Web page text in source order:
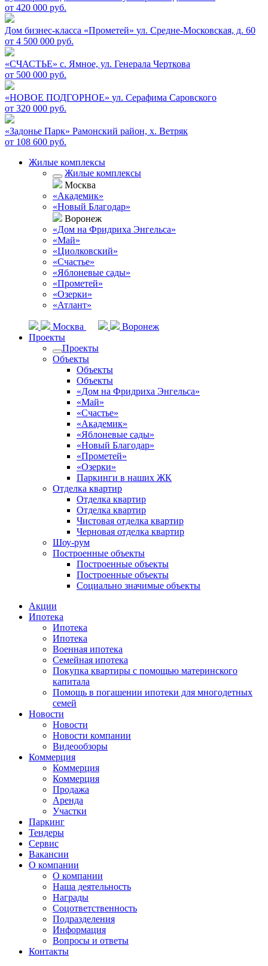
от 420 000 руб.
Дом бизнес-класса «Прометей» ул. Средне-Московская, д. 60
от 4 500 000 руб.
«СЧАСТЬЕ» c. Ямное, ул. Генерала Черткова
от 500 000 руб.
«НОВОЕ ПОДГОРНОЕ» ул. Серафима Саровского
от 320 000 руб.
«Задонье Парк» Рамонский район, х. Ветряк
от 108 600 руб.
Жилые комплексы
Жилые комплексы
Москва
«Академик»
«Новый Благодар»
Воронеж
«Дом на Фридриха Энгельса»
«Май»
«Циолковский»
«Счастье»
«Яблоневые сады»
«Прометей»
«Озерки»
«Атлант»
Москва
Воронеж
Проекты
Проекты
Объекты
Объекты
Объекты
«Дом на Фридриха Энгельса»
«Май»
«Счастье»
«Академик»
«Яблоневые сады»
«Новый Благодар»
«Прометей»
«Озерки»
Паркинги в наших ЖК
Отделка квартир
Отделка квартир
Отделка квартир
Чистовая отделка квартир
Черновая отделка квартир
Шоу-рум
Построенные объекты
Построенные объекты
Построенные объекты
Социально значимые объекты
Акции
Ипотека
Ипотека
Ипотека
Военная ипотека
Семейная ипотека
Покупка квартиры с помощью материнского
капитала
Помощь в погашении ипотеки для многодетных
семей
Новости
Новости
Новости компании
Видеообзоры
Коммерция
Коммерция
Коммерция
Продажа
Аренда
Участки
Паркинг
Тендеры
Сервис
Вакансии
О компании
О компании
Наша деятельность
Награды
Соцответственность
Подразделения
Информация
Вопросы и ответы
Контакты